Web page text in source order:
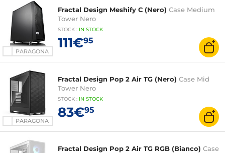
PARAGONA
Fractal Design Meshify C (Nero) Case Medium
Tower Nero
STOCK : IN STOCK
111€95
PARAGONA
Fractal Design Pop 2 Air TG (Nero) Case Mid
Tower Nero
STOCK : IN STOCK
83€95
Fractal Design Pop 2 Air TG RGB (Bianco) Case